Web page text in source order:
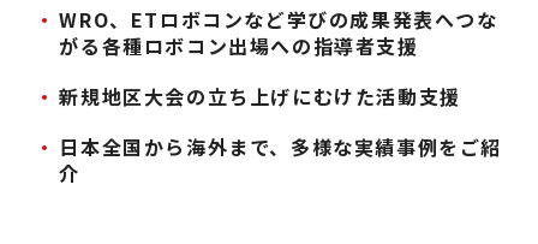
WRO、ETロボコンなど学びの成果発表へつな
がる各種ロボコン出場への指導者支援
新規地区大会の立ち上げにむけた活動支援
日本全国から海外まで、多様な実績事例をご紹
介